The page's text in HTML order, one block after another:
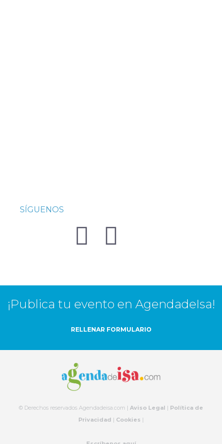
SÍGUENOS
¡Publica tu evento en AgendadeIsa!
RELLENAR FORMULARIO
© Derechos reservados Agendadeisa.com | Aviso Legal | Política de
Privacidad | Cookies |